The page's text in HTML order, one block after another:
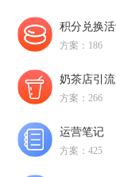
积分兑换
方案：186
奶茶店引
方案：266
运营笔记
方案：425